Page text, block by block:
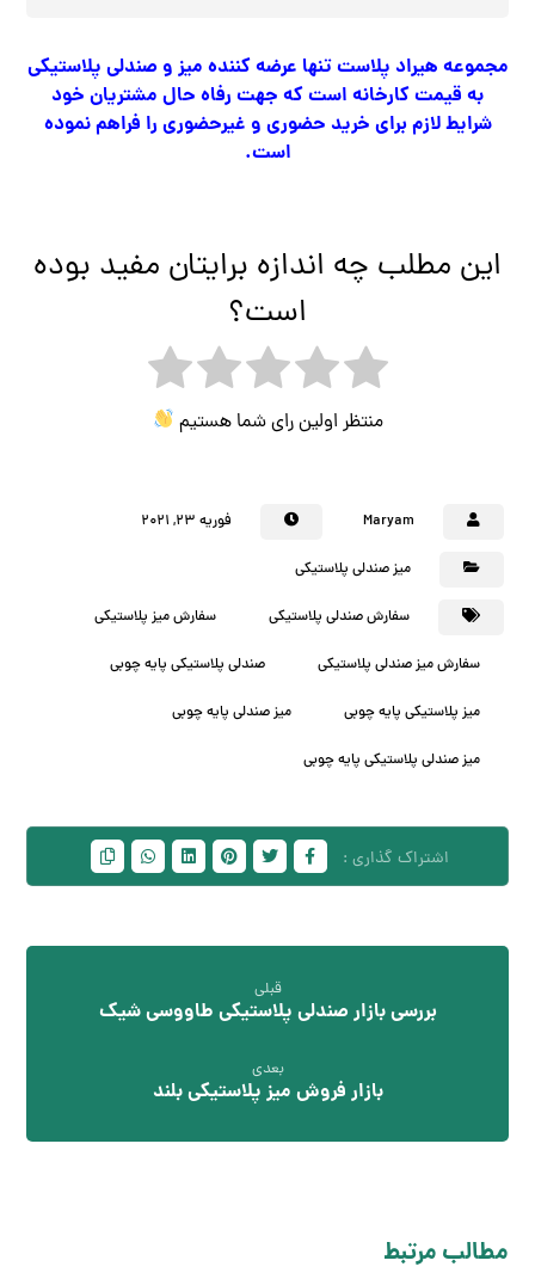
مجموعه هیراد پلاست تنها عرضه کننده میز و صندلی پلاستیکی
به قیمت کارخانه است که جهت رفاه حال مشتریان خود
شرایط لازم برای خرید حضوری و غیرحضوری را فراهم نموده
است.
این مطلب چه اندازه برایتان مفید بوده
است؟
منتظر اولین رای شما هستیم
Maryam فوریه ۲۳, ۲۰۲۱
میز صندلی پلاستیکی
سفارش صندلی پلاستیکی سفارش میز پلاستیکی
سفارش میز صندلی پلاستیکی صندلی پلاستیکی پایه چوبی
میز پلاستیکی پایه چوبی میز صندلی پایه چوبی
میز صندلی پلاستیکی پایه چوبی
قبلی
بررسی بازار صندلی پلاستیکی طاووسی شیک
بعدی
بازار فروش میز پلاستیکی بلند
مطالب مرتبط